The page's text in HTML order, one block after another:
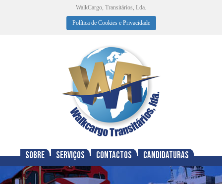
WalkCargo, Transitários, Lda.
Política de Cookies e Privacidade
Sobre Serviços Contactos Candidaturas